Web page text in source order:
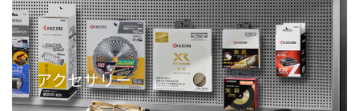
アクセサリー